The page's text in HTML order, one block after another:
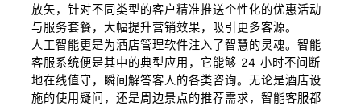
放矢，针对不同类型的客户精准推送个性化的优惠活动
与服务套餐，大幅提升营销效果，吸引更多客源。
人工智能更是为酒店管理软件注入了智慧的灵魂。智能
客服系统便是其中的典型应用，它能够 24 小时不间断
地在线值守，瞬间解答客人的各类咨询。无论是酒店设
施的使用疑问，还是周边景点的推荐需求，智能客服都